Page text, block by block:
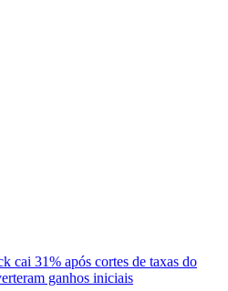
cai 31% após cortes de taxas do
ganhos iniciais